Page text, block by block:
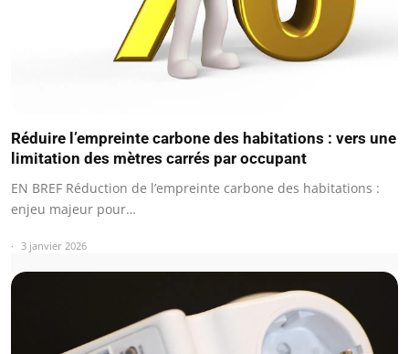
Réduire l’empreinte carbone des habitations : vers une
limitation des mètres carrés par occupant
EN BREF Réduction de l’empreinte carbone des habitations :
enjeu majeur pour…
3 janvier 2026